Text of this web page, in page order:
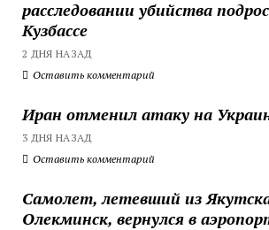
расследовании убийства
Кузбассе
2 ДНЯ НАЗАД
Оставить комментарий
Иран отменил атаку на
3 ДНЯ НАЗАД
Оставить комментарий
Самолет, летевший из
Олекминск, вернулся в